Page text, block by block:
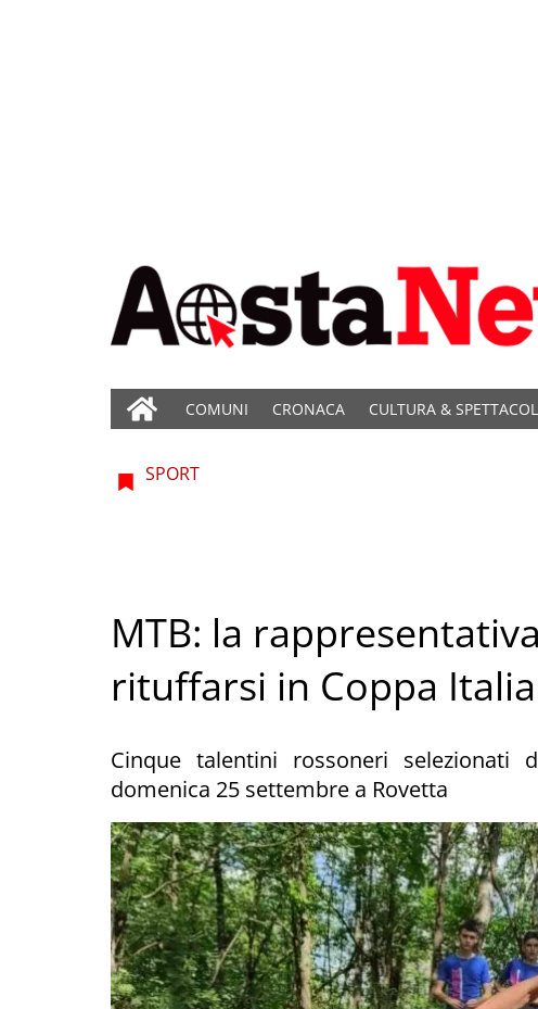
COMUNI CRONACA CULTURA &
SPORT
MTB: la
rituffarsi in Coppa Italia
Cinque talentini rossoneri selezionati
domenica 25 settembre a Rovetta